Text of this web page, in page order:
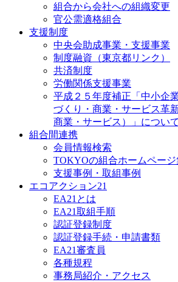
組合から会社への組織変更
官公需適格組合
支援制度
中央会助成事業・支援事業
制度融資（東京都リンク）
共済制度
労働関係支援事業
平成２５年度補正「中小企
づくり・商業・サービス革
商業・サービス）」について
組合間連携
会員情報検索
TOKYOの組合ホームページ
支援事例・取組事例
エコアクション21
EA21とは
EA21取組手順
認証登録制度
認証登録手続・申請書類
EA21審査員
各種規程
事務局紹介・アクセス